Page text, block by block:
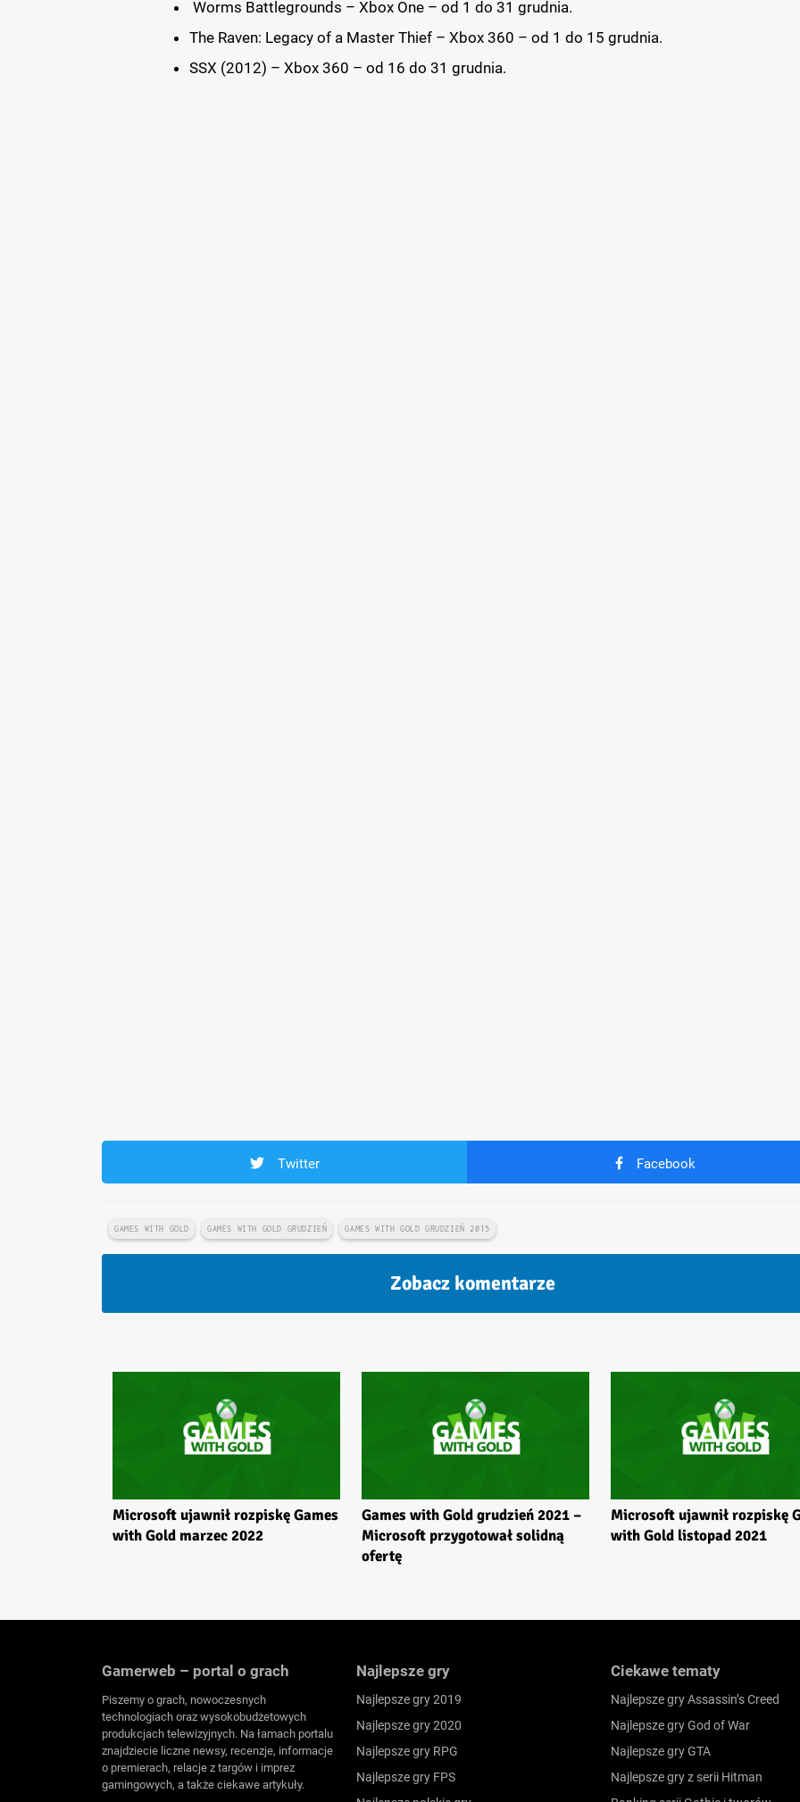
Worms Battlegrounds – Xbox One – od 1 do 31 grudnia.
The Raven: Legacy of a Master Thief – Xbox 360 – od 1 do 15 grudnia.
SSX (2012) – Xbox 360 – od 16 do 31 grudnia.
Twitter Facebook
GAMES WITH GOLD GAMES WITH GOLD GRUDZIEŃ GAMES WITH GOLD GRUDZIEŃ 2015
Zobacz komentarze
Microsoft ujawnił rozpiskę Games
with Gold marzec 2022
Games with Gold grudzień 2021 –
Microsoft przygotował solidną
ofertę
Microsoft ujawnił rozpiskę
with Gold listopad 2021
Gamerweb – portal o grach
Piszemy o grach, nowoczesnych
technologiach oraz wysokobudżetowych
produkcjach telewizyjnych. Na łamach portalu
znajdziecie liczne newsy, recenzje, informacje
o premierach, relacje z targów i imprez
gamingowych, a także ciekawe artykuły.
Najlepsze gry
Najlepsze gry 2019
Najlepsze gry 2020
Najlepsze gry RPG
Najlepsze gry FPS
Ciekawe tematy
Najlepsze gry Assassin’s Creed
Najlepsze gry God of War
Najlepsze gry GTA
Najlepsze gry z serii Hitman